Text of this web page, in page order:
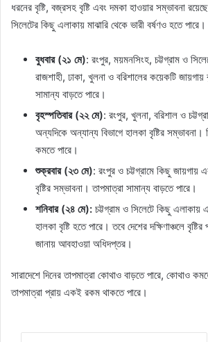
ধরনের বৃষ্টি, বজ্রসহ বৃষ্টি এবং দমকা হাওয়ার সম্ভাবনা
সিলেটের কিছু এলাকায় মাঝারি থেকে ভারী বর্ষণও হতে পারে।
বুধবার (২১ মে): রংপুর, ময়মনসিংহ, চট্টগ্রাম ও
রাজশাহী, ঢাকা, খুলনা ও বরিশালের কয়েকটি জায়গায়
সামান্য বাড়তে পারে।
বৃহস্পতিবার (২২ মে): রংপুর, খুলনা, বরিশাল ও
অন্যদিকে অন্যান্য বিভাগে হালকা বৃষ্টির সম্ভাবনা।
কমতে পারে।
শুক্রবার (২৩ মে): রংপুর ও চট্টগ্রামে কিছু জায়গায়
বৃষ্টির সম্ভাবনা। তাপমাত্রা সামান্য বাড়তে পারে।
শনিবার (২৪ মে): চট্টগ্রাম ও সিলেটে কিছু এলাকায়
হালকা বৃষ্টি হতে পারে। তবে দেশের দক্ষিণাঞ্চলে
জানায় আবহাওয়া অধিদপ্তর।
সারাদেশে দিনের তাপমাত্রা কোথাও বাড়তে পারে, কোথাও
তাপমাত্রা প্রায় একই রকম থাকতে পারে।